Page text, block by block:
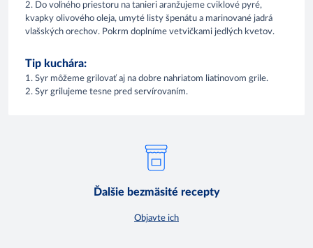
2. Do voľného priestoru na tanieri aranžujeme cviklové pyré,
kvapky olivového oleja, umyté listy špenátu a marinované jadrá
vlašských orechov. Pokrm doplníme vetvičkami jedlých kvetov.
Tip kuchára:
1. Syr môžeme grilovať aj na dobre nahriatom liatinovom grile.
2. Syr grilujeme tesne pred servírovaním.
Ďalšie bezmäsité recepty
Objavte ich